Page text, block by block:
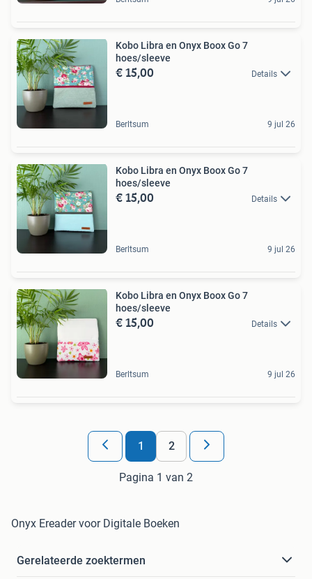
Kobo Libra en Onyx Boox Go 7
hoes/sleeve
€ 15,00 Details
Berltsum 9 jul 26
Kobo Libra en Onyx Boox Go 7
hoes/sleeve
€ 15,00 Details
Berltsum 9 jul 26
Kobo Libra en Onyx Boox Go 7
hoes/sleeve
€ 15,00 Details
Berltsum 9 jul 26
1 2
Pagina 1 van 2
Onyx Ereader voor Digitale Boeken
Gerelateerde zoektermen